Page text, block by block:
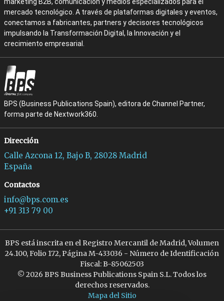
marketing B2B, comunicación y medios especializados para el
mercado tecnológico. A través de plataformas digitales y eventos,
conectamos a fabricantes, partners y decisores tecnológicos
impulsando la Transformación Digital, la Innovación y el
crecimiento empresarial.
BPS (Business Publications Spain), editora de Channel Partner,
forma parte de Nextwork360.
Dirección
Calle Azcona 12, Bajo B, 28028 Madrid
España
Contactos
info@bps.com.es
+91 313 79 00
BPS está inscrita en el Registro Mercantil de Madrid, Volumen
24.100, Folio 172, Página M-433036 - Número de Identificación
Fiscal: B-85062503
© 2026 BPS Business Publications Spain S.L. Todos los
derechos reservados.
Mapa del Sitio